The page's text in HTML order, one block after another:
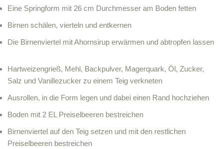
Eine Springform mit 26 cm Durchmesser am Boden fetten
Birnen schälen, vierteln und entkernen
Die Birnenviertel mit Ahornsirup erwärmen und abtropfen lassen
Hartweizengrieß, Mehl, Backpulver, Magerquark, Öl, Zucker,
Salz und Vanillezucker zu einem Teig verkneten
Ausrollen, in die Form legen und dabei einen Rand hochziehen
Boden mit 2 EL Preiselbeeren bestreichen
Birnenviertel auf den Teig setzen und mit den restlichen
Preiselbeeren bestreichen